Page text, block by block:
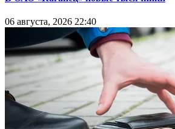
06 августа, 2026 22:40